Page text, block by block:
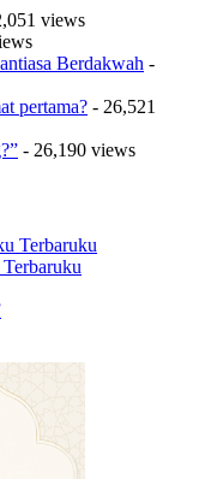
views
Berdakwah -
pertama? - 26,521
- 26,190 views
Terbaruku